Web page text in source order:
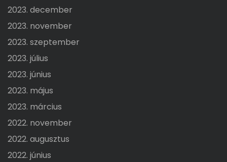
2023. december
2023. november
2023. szeptember
2023. július
2023. június
2023. május
2023. március
2022. november
2022. augusztus
2022. június